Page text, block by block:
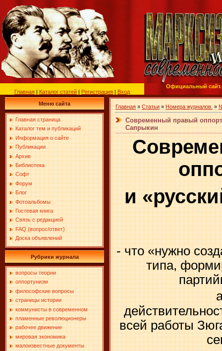
Главная | Каталог статей | Регистрация | Вход
Официальный сайт.
Меню сайта
Главная страница
Каталог тем и публикаций
Информация о сайте
Публикации
Архив
Библиотека
Софт
Форум
Блог
Фотоальбомы
Гостевая книга
Связь с редакцией
FAQ (вопрос/ответ)
Доска объявлений
Рубрики журнала
вопросы теории
оппортунизм
философские вопросы
страницы истории
коммунисты в современном
пламенные революционеры
рабочее движение
мировая экономика
малоизвестные документы
Главная » Статьи » Номера журналов. »
Современный правый
Сапрыкин
и
- что «нужно
типа,
всей работы